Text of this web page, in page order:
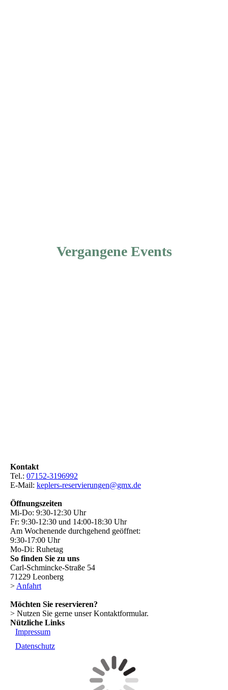
Vergangene Events
Kontakt
Tel.: 07152-3196992
E-Mail: keplers-reservierungen@gmx.de
Öffnungszeiten
Mi-Do: 9:30-12:30 Uhr
Fr: 9:30-12:30 und 14:00-18:30 Uhr
Am Wochenende durchgehend geöffnet:
9:30-17:00 Uhr
Mo-Di: Ruhetag
So finden Sie zu uns
Carl-Schmincke-Straße 54
71229 Leonberg
> Anfahrt
Möchten Sie reservieren?
> Nutzen Sie gerne unser Kontaktformular.
Nützliche Links
Impressum
Datenschutz